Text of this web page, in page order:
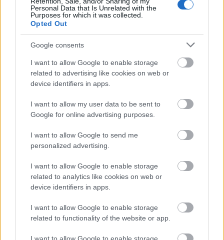
Personal Data that Is Unrelated with the
Purposes for which it was collected.
Opted Out
Google consents
I want to allow Google to enable storage
related to advertising like cookies on web or
device identifiers in apps.
I want to allow my user data to be sent to
Google for online advertising purposes.
I want to allow Google to send me
personalized advertising.
I want to allow Google to enable storage
related to analytics like cookies on web or
device identifiers in apps.
I want to allow Google to enable storage
related to functionality of the website or app.
sikerek fűződnek a nevéhez, mint a
Mony
Mony, aDancing With Myself, aCradle of Love
Rebel Yellvagy aShock to the System. A
nyolcvanas-kilencvenes években klipjeivel az
csatornának.
Új turnéja novemberben kezdődik, egyelőre
brit, németországi, hollandiai, belga, svájci és
olasz helyszínek tartoznak a
es soproni VOLT Fesztiválon.
Zene Rock Nagy-Britannia Énekes Lemez